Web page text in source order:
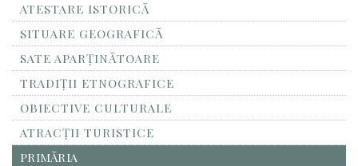
ATESTARE ISTORICĂ
SITUARE GEOGRAFICĂ
SATE APARȚINĂTOARE
TRADIȚII ETNOGRAFICE
OBIECTIVE CULTURALE
ATRACȚII TURISTICE
PRIMĂRIA